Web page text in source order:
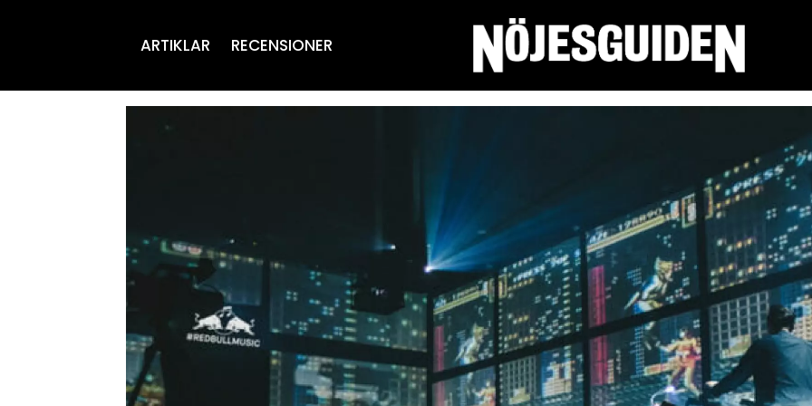
ARTIKLAR RECENSIONER